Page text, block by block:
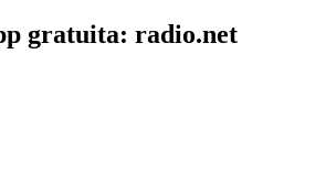
gratuita: radio.net